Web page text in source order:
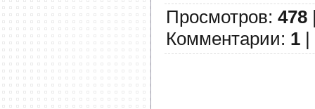
Просмотров: 478
Комментарии: 1 |